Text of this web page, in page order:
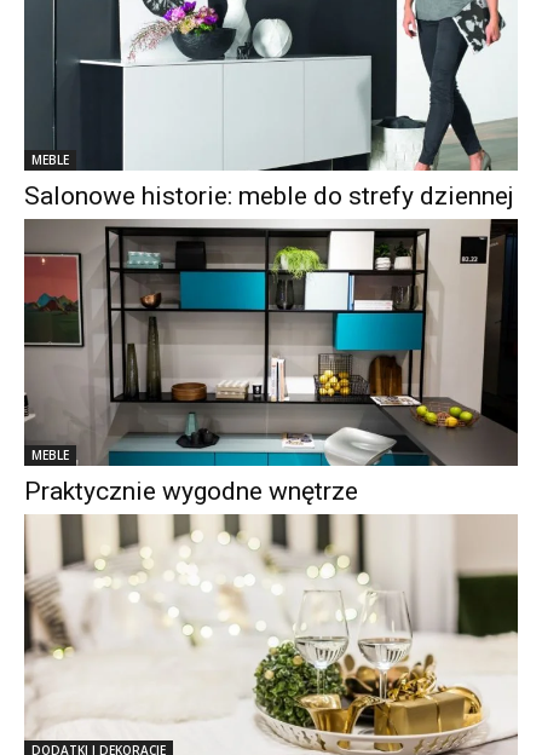
MEBLE
Salonowe historie: meble do strefy dziennej
MEBLE
Praktycznie wygodne wnętrze
DODATKI I DEKORACJE